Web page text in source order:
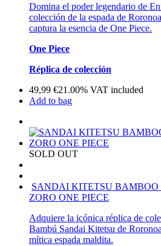
Domina el poder legendario de
colección de la espada de
captura la esencia de One Piece.
One Piece
Réplica de colección
49,99 €21.00% VAT included
Add to bag
SOLD OUT
SANDAI KITETSU
ZORO ONE PIECE
Adquiere la icónica réplica de
Bambú Sandai Kitetsu de
mítica espada maldita.